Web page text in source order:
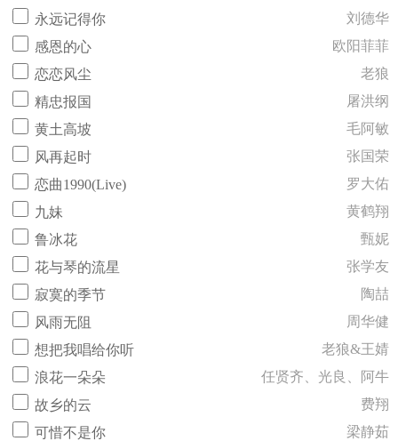
永远记得你
刘德华
感恩的心
欧阳菲菲
恋恋风尘
老狼
精忠报国
屠洪纲
黄土高坡
毛阿敏
风再起时
张国荣
恋曲1990(Live)
罗大佑
九妹
黄鹤翔
鲁冰花
甄妮
花与琴的流星
张学友
寂寞的季节
陶喆
风雨无阻
周华健
想把我唱给你听
老狼&王婧
浪花一朵朵
任贤齐、光良、阿牛
故乡的云
费翔
可惜不是你
梁静茹